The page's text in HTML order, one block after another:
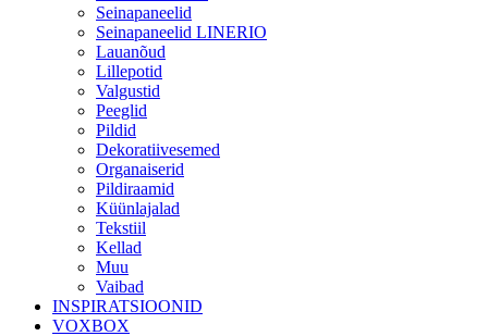
Seinapaneelid
Seinapaneelid LINERIO
Lauanõud
Lillepotid
Valgustid
Peeglid
Pildid
Dekoratiivesemed
Organaiserid
Pildiraamid
Küünlajalad
Tekstiil
Kellad
Muu
Vaibad
INSPIRATSIOONID
VOXBOX